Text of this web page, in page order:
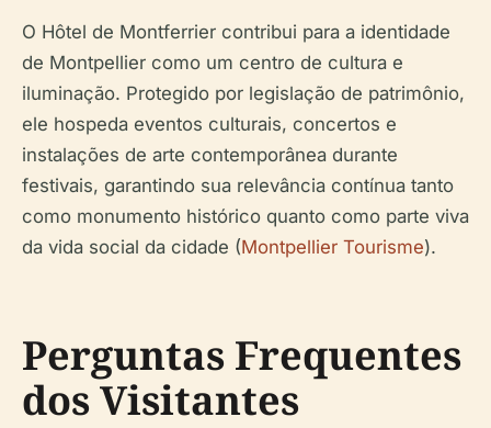
O Hôtel de Montferrier contribui para a identidade
de Montpellier como um centro de cultura e
iluminação. Protegido por legislação de patrimônio,
ele hospeda eventos culturais, concertos e
instalações de arte contemporânea durante
festivais, garantindo sua relevância contínua tanto
como monumento histórico quanto como parte viva
da vida social da cidade (Montpellier Tourisme).
Perguntas Frequentes
dos Visitantes